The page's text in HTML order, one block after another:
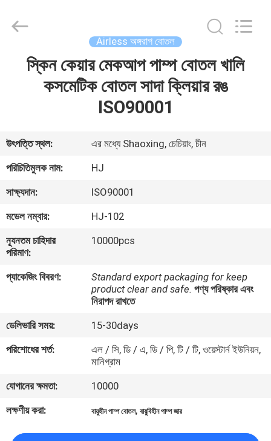
আমাদের
সম্পর্কে
কারখানা
ভ্রমণ
নিয়ন্ত্রণ
যোগাযোগ
করুন
উদ্ধৃতির
জন্য
Plastic
Reserved.
Airless অঙ্গরাগ বোতল
স্কিন কেয়ার মেকআপ পাম্প বোতল খালি
কসমেটিক বোতল সাদা ক্লিয়ার রঙ
ISO90001
উৎপত্তি স্থল:
এর মধ্যে Shaoxing, চেচিয়াং, চীন
পরিচিতিমুলক নাম:
HJ
সাক্ষ্যদান:
ISO90001
মডেল নম্বার:
HJ-102
ন্যূনতম চাহিদার
পরিমাণ:
10000pcs
প্যাকেজিং বিবরণ:
Standard export packaging for keep
product clear and safe. পণ্য পরিষ্কার এবং
নিরাপদ রাখতে
ডেলিভারি সময়:
15-30days
পরিশোধের শর্ত:
এল / সি, ডি / এ, ডি / পি, টি / টি, ওয়েস্টার্ন ইউনিয়ন,
মানিগ্রাম
যোগানের ক্ষমতা:
10000
লক্ষণীয় করা:
বায়ুহীন পাম্প বোতল,বায়ুবিহীন পাম্প জার